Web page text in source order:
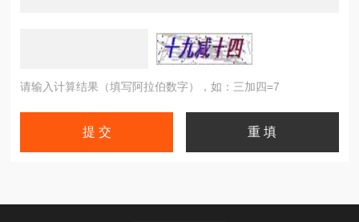
请输入计算结果（填写阿拉伯数字），如：三加四=7